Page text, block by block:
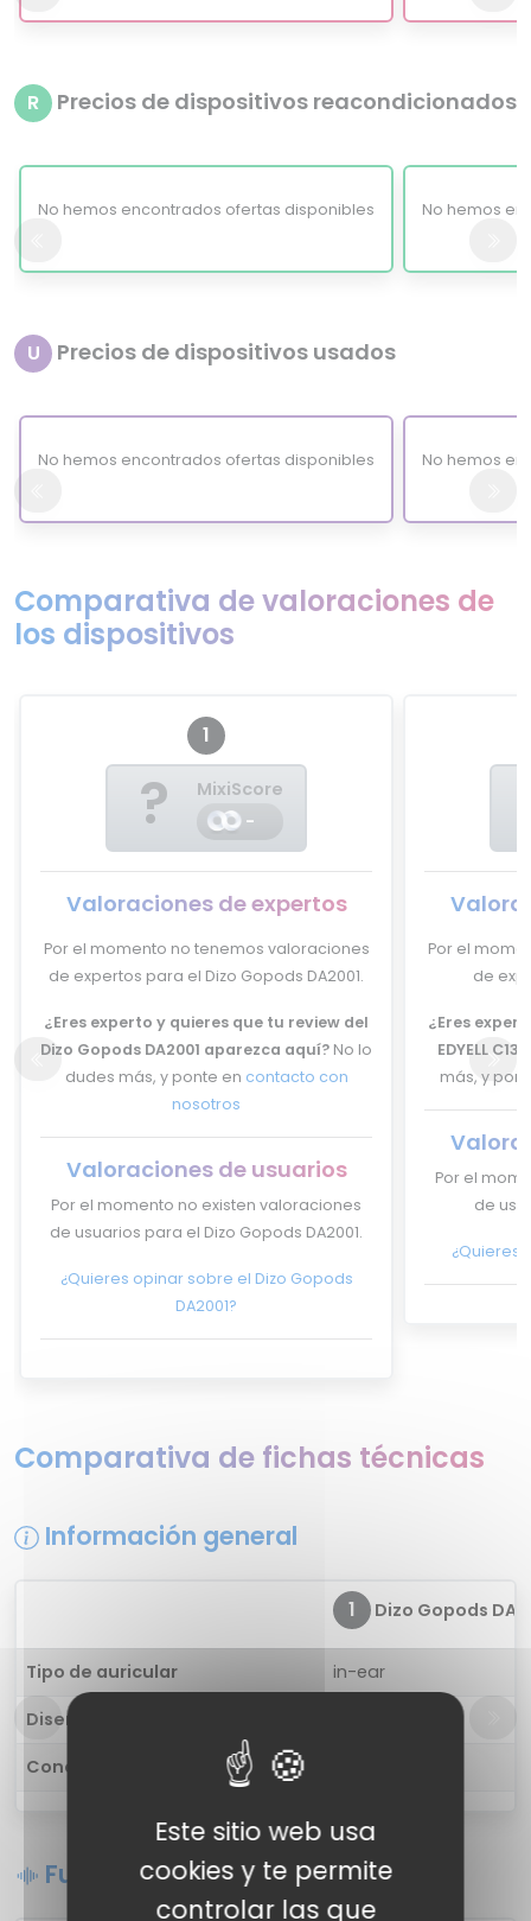
R Precios de dispositivos reacondicionados
No hemos encontrados ofertas disponibles No hemos
U Precios de dispositivos usados
No hemos encontrados ofertas disponibles No hemos
Comparativa de valoraciones de
los dispositivos
1
?
MixiScore
-
Valoraciones de expertos
Por el momento no tenemos valoraciones
de expertos para el Dizo Gopods DA2001.
¿Eres experto y quieres que tu review del
Dizo Gopods DA2001 aparezca aquí? No lo
dudes más, y ponte en contacto con
nosotros
Valoraciones de usuarios
Por el momento no existen valoraciones
de usuarios para el Dizo Gopods DA2001.
¿Quieres opinar sobre el Dizo Gopods
DA2001?
Por el
de
¿Eres
EDYELL
más, y
Por el
de
¿Quieres
Comparativa de fichas técnicas
Información general
1 Dizo Gopods
Tipo de auricular
in-ear
Diseño
Conectividad
Funciones de sonido
Este sitio web usa
cookies y te permite
controlar las que